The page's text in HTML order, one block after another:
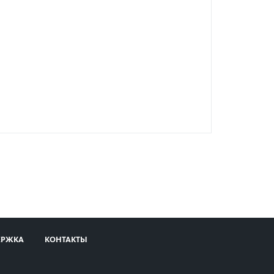
КОНТАКТЫ